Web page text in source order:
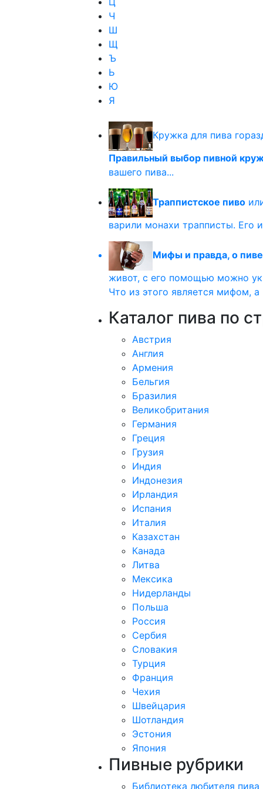
Ч
Ш
Щ
Ъ
Ь
Ю
Я
Кружка для пива
Правильный выбор пивной
вашего пива...
Траппистское пиво
варили монахи трапписты. Его
Мифы и правда, о
живот, с его помощью можно
Что из этого является мифом, а
Каталог пива по
Австрия
Англия
Армения
Бельгия
Бразилия
Великобритания
Германия
Греция
Грузия
Индия
Индонезия
Ирландия
Испания
Италия
Казахстан
Канада
Литва
Мексика
Нидерланды
Польша
Россия
Сербия
Словакия
Турция
Франция
Чехия
Швейцария
Шотландия
Эстония
Япония
Пивные рубрики
Библиотека любителя пива